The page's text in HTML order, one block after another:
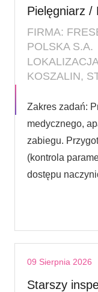
Pielęgniarz /
FIRMA:
POLSKA S.A.
KOSZALIN,
Zakres zadań:
medycznego,
zabiegu.
(kontrola
dostępu
09 Sierpnia 2026
Starszy